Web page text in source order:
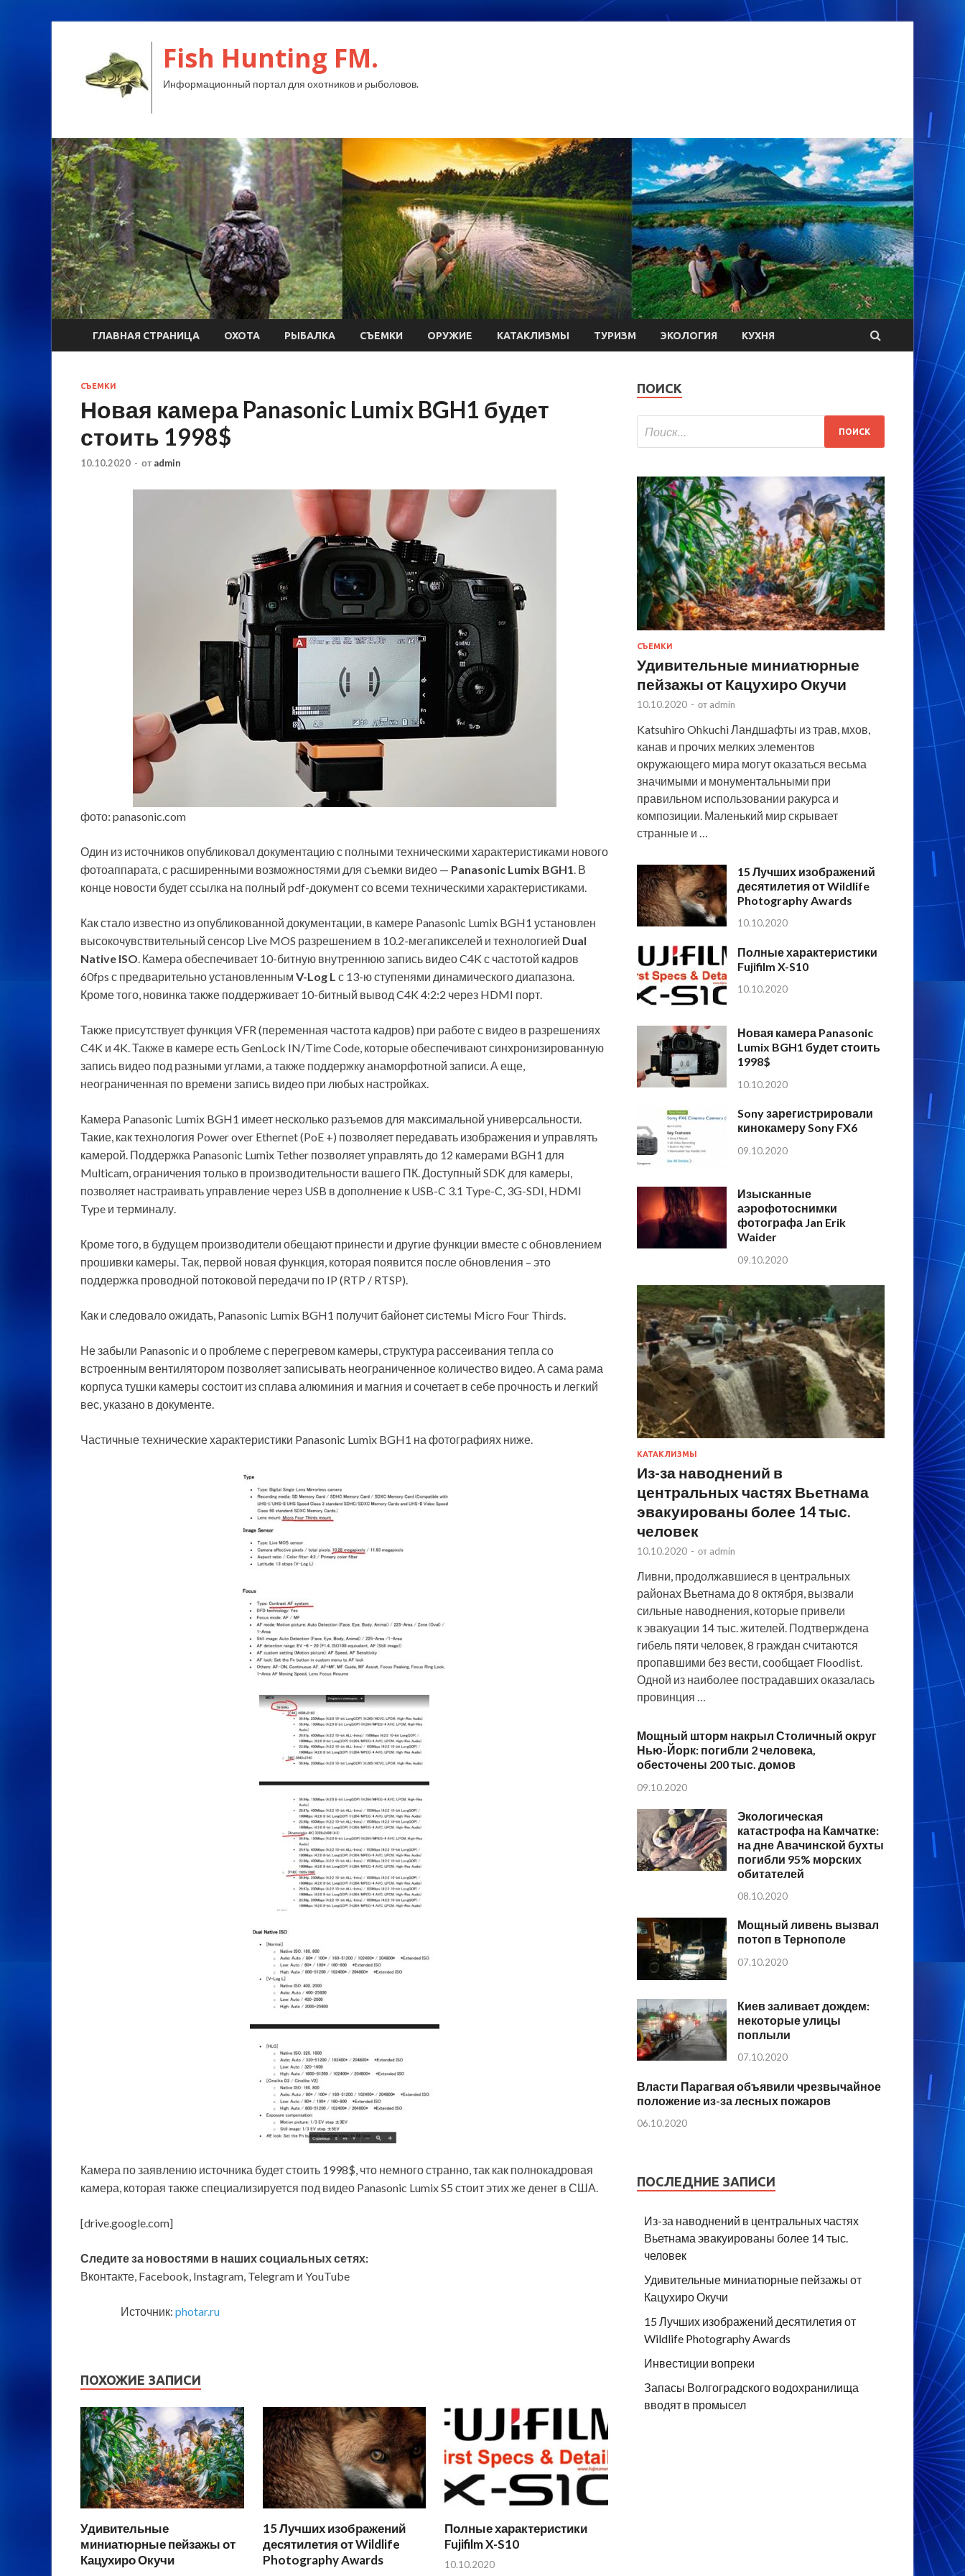
Fish Hunting FM.
Информационный портал для охотников и рыболовов.
ГЛАВНАЯ СТРАНИЦА ОХОТА РЫБАЛКА СЪЕМКИ ОРУЖИЕ КАТАКЛИЗМЫ ТУРИЗМ ЭКОЛОГИЯ КУХНЯ
СЪЕМКИ
Новая камера Panasonic Lumix BGH1 будет
стоить 1998$
10.10.2020 - от admin
фото: panasonic.com
Один из источников опубликовал документацию с полными техническими характеристиками нового
фотоаппарата, с расширенными возможностями для съемки видео — Panasonic Lumix BGH1. В
конце новости будет ссылка на полный pdf-документ со всеми техническими характеристиками.
Как стало известно из опубликованной документации, в камере Panasonic Lumix BGH1 установлен
высокочувствительный сенсор Live MOS разрешением в 10.2-мегапикселей и технологией Dual
Native ISO. Камера обеспечивает 10-битную внутреннюю запись видео C4K с частотой кадров
60fps с предварительно установленным V-Log L с 13-ю ступенями динамического диапазона.
Кроме того, новинка также поддерживает 10-битный вывод C4K 4:2:2 через HDMI порт.
Также присутствует функция VFR (переменная частота кадров) при работе с видео в ​​разрешениях
C4K и 4K. Также в камере есть GenLock IN/Time Code, которые обеспечивают синхронизированную
запись видео под разными углами, а также поддержку анаморфотной записи. А еще,
неограниченная по времени запись видео при любых настройках.
Камера Panasonic Lumix BGH1 имеет несколько разъемов для максимальной универсальности.
Такие, как технология Power over Ethernet (PoE +) позволяет передавать изображения и управлять
камерой. Поддержка Panasonic Lumix Tether позволяет управлять до 12 камерами BGH1 для
Multicam, ограничения только в производительности вашего ПК. Доступный SDK для камеры,
позволяет настраивать управление через USB в дополнение к USB-C 3.1 Type-C, 3G-SDI, HDMI
Type и терминалу.
Кроме того, в будущем производители обещают принести и другие функции вместе с обновлением
прошивки камеры. Так, первой новая функция, которая появится после обновления – это
поддержка проводной потоковой передачи по IP (RTP / RTSP).
Как и следовало ожидать, Panasonic Lumix BGH1 получит байонет сиcтемы Micro Four Thirds.
Не забыли Panasonic и о проблеме с перегревом камеры, структура рассеивания тепла со
встроенным вентилятором позволяет записывать неограниченное количество видео. А сама рама
корпуса тушки камеры состоит из сплава алюминия и магния и сочетает в себе прочность и легкий
вес, указано в документе.
Частичные технические характеристики Panasonic Lumix BGH1 на фотографиях ниже.
Камера по заявлению источника будет стоить 1998$, что немного странно, так как полнокадровая
камера, которая также специализируется под видео Panasonic Lumix S5 стоит этих же денег в США.
[drive.google.com]
Следите за новостями в наших социальных сетях:
Вконтакте, Facebook, Instagram, Telegram и YouTube
Источник: photar.ru
ПОХОЖИЕ ЗАПИСИ
Удивительные
миниатюрные пейзажы от
Кацухиро Окучи
15 Лучших изображений
десятилетия от Wildlife
Photography Awards
Полные характеристики
Fujifilm X-S10
10.10.2020
ПОИСК
СЪЕМКИ
Удивительные миниатюрные
пейзажы от Кацухиро Окучи
10.10.2020 - от admin
Katsuhiro Ohkuchi Ландшафты из трав, мхов,
канав и прочих мелких элементов
окружающего мира могут оказаться весьма
значимыми и монументальными при
правильном использовании ракурса и
композиции. Маленький мир скрывает
странные и …
15 Лучших изображений
десятилетия от Wildlife
Photography Awards
10.10.2020
Полные характеристики
Fujifilm X-S10
10.10.2020
Новая камера Panasonic
Lumix BGH1 будет стоить
1998$
10.10.2020
Sony зарегистрировали
кинокамеру Sony FX6
09.10.2020
Изысканные
аэрофотоснимки
фотографа Jan Erik
Waider
09.10.2020
КАТАКЛИЗМЫ
Из-за наводнений в
центральных частях Вьетнама
эвакуированы более 14 тыс.
человек
10.10.2020 - от admin
Ливни, продолжавшиеся в центральных
районах Вьетнама до 8 октября, вызвали
сильные наводнения, которые привели
к эвакуации 14 тыс. жителей. Подтверждена
гибель пяти человек, 8 граждан считаются
пропавшими без вести, сообщает Floodlist.
Одной из наиболее пострадавших оказалась
провинция …
Мощный шторм накрыл Столичный округ
Нью-Йорк: погибли 2 человека,
обесточены 200 тыс. домов
09.10.2020
Экологическая
катастрофа на Камчатке:
на дне Авачинской бухты
погибли 95% морских
обитателей
08.10.2020
Мощный ливень вызвал
потоп в Тернополе
07.10.2020
Киев заливает дождем:
некоторые улицы
поплыли
07.10.2020
Власти Парагвая объявили чрезвычайное
положение из-за лесных пожаров
06.10.2020
ПОСЛЕДНИЕ ЗАПИСИ
Из-за наводнений в центральных частях
Вьетнама эвакуированы более 14 тыс.
человек
Удивительные миниатюрные пейзажы от
Кацухиро Окучи
15 Лучших изображений десятилетия от
Wildlife Photography Awards
Инвестиции вопреки
Запасы Волгоградского водохранилища
вводят в промысел